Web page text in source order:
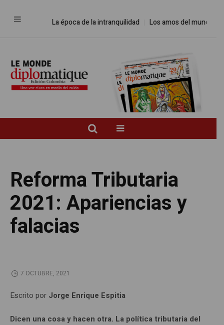
La época de la intranquilidad Los amos del mundo
Reforma Tributaria
2021: Apariencias y
falacias
7 OCTUBRE, 2021
Escrito por Jorge Enrique Espitia
Dicen una cosa y hacen otra. La política tributaria del